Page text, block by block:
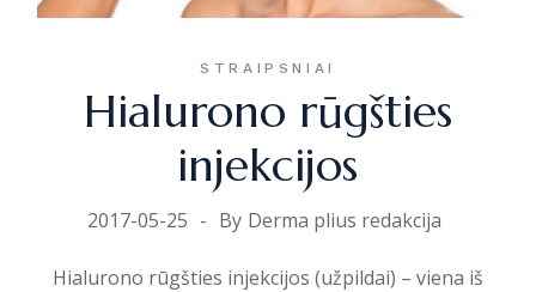
STRAIPSNIAI
Hialurono rūgšties
injekcijos
2017-05-25 By Derma plius redakcija
Hialurono rūgšties injekcijos (užpildai) – viena iš